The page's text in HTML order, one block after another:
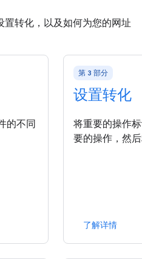
转化，以及如何为您的网址
的不同
第 3 部分
设置转化
将重要的操作
要的操作，然
了解详情